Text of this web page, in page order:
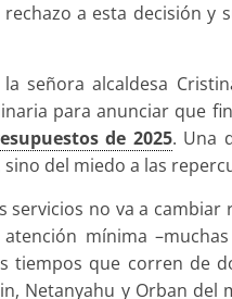
a esta decisión y
señora alcaldesa
para anunciar que
de 2025. Una
del miedo a las
servicios no va a
mínima
tiempos que corren de
Netanyahu y Orban del